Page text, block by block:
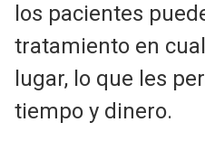
los pacientes
tratamiento en
lugar, lo que les
tiempo y dinero.